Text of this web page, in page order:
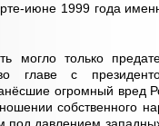
июне 1999 года
могло только
главе с
огромный вред
собственного